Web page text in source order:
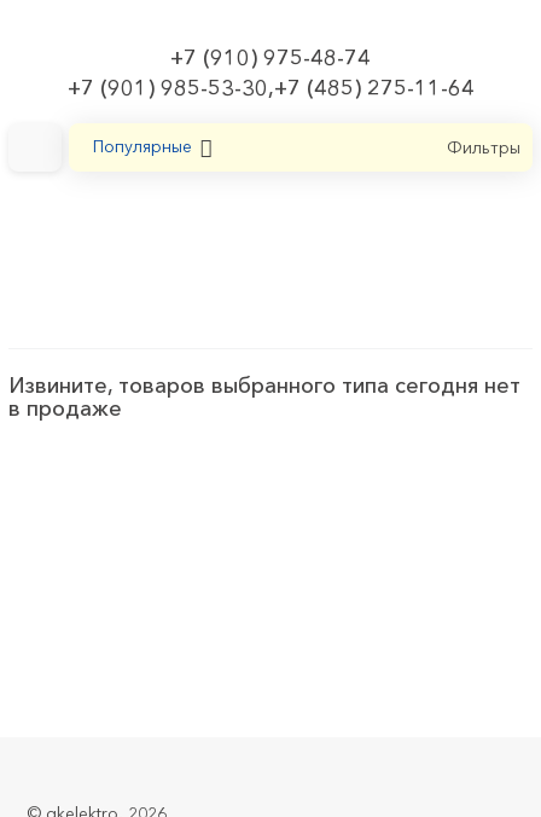
+7 (910) 975-48-74
+7 (901) 985-53-30,+7 (485) 275-11-64
Популярные Фильтры
Лампа накаливания типа Globe
Извините, товаров выбранного типа сегодня нет
в продаже